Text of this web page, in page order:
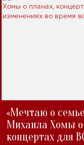
«Мечтаю о
Михаила Хомы о
концертах для